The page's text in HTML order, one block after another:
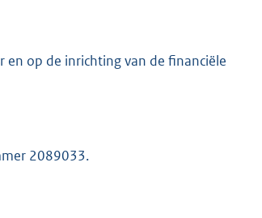
en op de inrichting van de financiële
2089033.